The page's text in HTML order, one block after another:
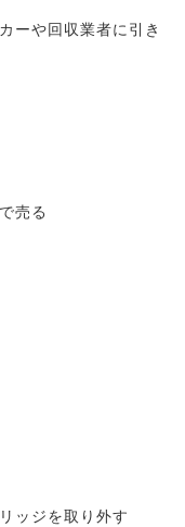
ーや回収業者に引き
売る
ッジを取り外す